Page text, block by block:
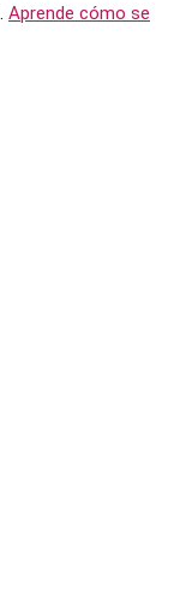
Aprende cómo se